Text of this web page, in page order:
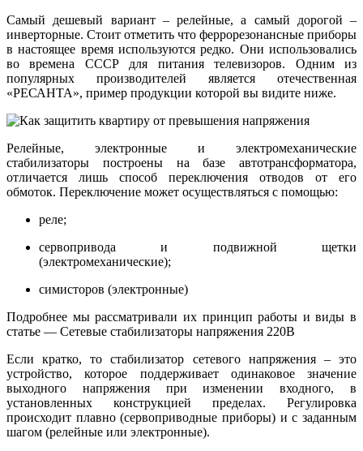
Самый дешевый вариант – релейные, а самый дорогой –
инверторные. Стоит отметить что феррорезонансные приборы
в настоящее время используются редко. Они использовались
во времена СССР для питания телевизоров. Одним из
популярных производителей является отечественная
«РЕСАНТА», пример продукции которой вы видите ниже.
Релейные, электронные и электромеханические
стабилизаторы построены на базе автотрансформатора,
отличается лишь способ переключения отводов от его
обмоток. Переключение может осуществляться с помощью:
реле;
сервопривода и подвижной щетки
(электромеханические);
симисторов (электронные)
Подробнее мы рассматривали их принцип работы и виды в
статье — Сетевые стабилизаторы напряжения 220В
Если кратко, то стабилизатор сетевого напряжения – это
устройство, которое поддерживает одинаковое значение
выходного напряжения при изменении входного, в
установленных конструкцией пределах. Регулировка
происходит плавно (сервоприводные приборы) и с заданным
шагом (релейные или электронные).